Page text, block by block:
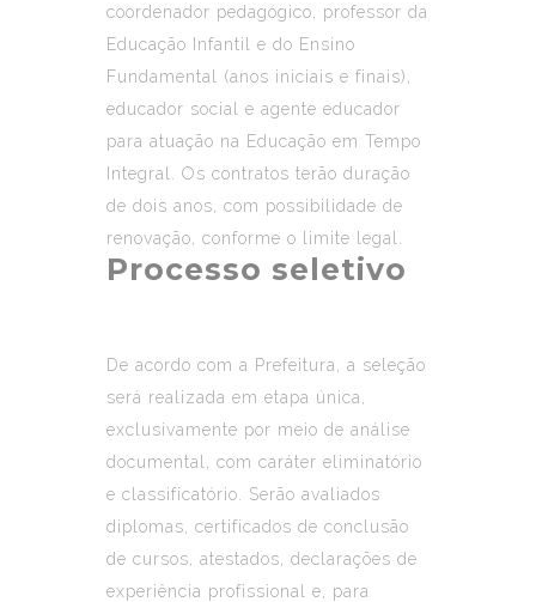
coordenador pedagógico, professor da
Educação Infantil e do Ensino
Fundamental (anos iniciais e finais),
educador social e agente educador
para atuação na Educação em Tempo
Integral. Os contratos terão duração
de dois anos, com possibilidade de
renovação, conforme o limite legal.
Processo seletivo
De acordo com a Prefeitura, a seleção
será realizada em etapa única,
exclusivamente por meio de análise
documental, com caráter eliminatório
e classificatório. Serão avaliados
diplomas, certificados de conclusão
de cursos, atestados, declarações de
experiência profissional e, para